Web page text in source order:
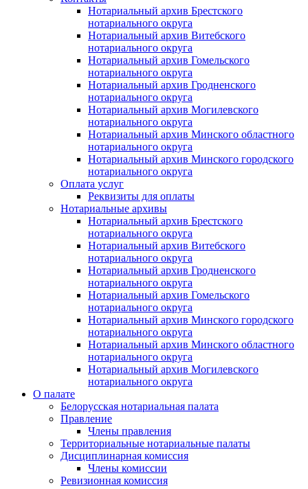
Нотариальный архив Брестского
нотариального округа
Нотариальный архив Витебского
нотариального округа
Нотариальный архив Гомельского
нотариального округа
Нотариальный архив Гродненского
нотариального округа
Нотариальный архив Могилевского
нотариального округа
Нотариальный архив Минского областного
нотариального округа
Нотариальный архив Минского городского
нотариального округа
Оплата услуг
Реквизиты для оплаты
Нотариальные архивы
Нотариальный архив Брестского
нотариального округа
Нотариальный архив Витебского
нотариального округа
Нотариальный архив Гродненского
нотариального округа
Нотариальный архив Гомельского
нотариального округа
Нотариальный архив Минского городского
нотариального округа
Нотариальный архив Минского областного
нотариального округа
Нотариальный архив Могилевского
нотариального округа
О палате
Белорусская нотариальная палата
Правление
Члены правления
Территориальные нотариальные палаты
Дисциплинарная комиссия
Члены комиссии
Ревизионная комиссия